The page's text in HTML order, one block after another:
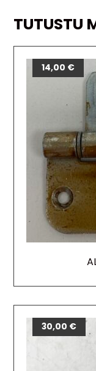
TUTUSTU
14,00 €
30,00 €